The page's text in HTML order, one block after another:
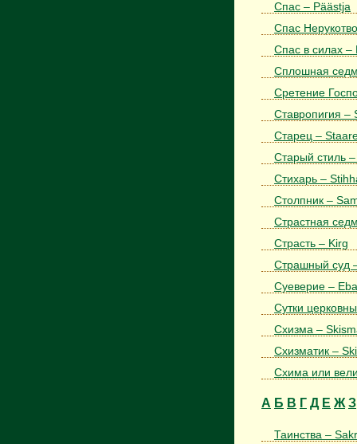
Спас – Päästja
Спас
Спас в силах –
Сплошная
Сретение
Ставропигия –
Старец –
Старый стиль
Стихарь –
Столпник –
Страстная
Страсть – Kirg
Страшный суд
Суеверие –
Сутки
Схизма –
Схизматик –
Схима или
А Б В Г Д Е Ж З
Таинства –